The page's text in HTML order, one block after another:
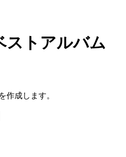
トアルバム
成します。